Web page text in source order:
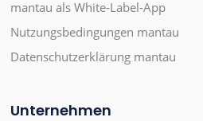
mantau als White-Label-App
Nutzungsbedingungen mantau
Datenschutzerklärung mantau
Unternehmen